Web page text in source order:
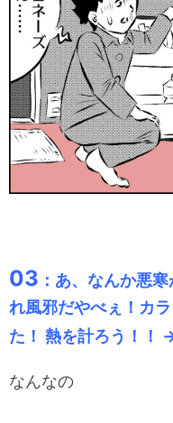
03 ：あ、なんか悪
れ風邪だやべぇ！カ
た！ 熱を計ろう！
なんなの